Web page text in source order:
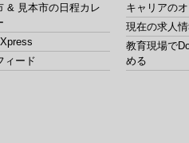
& 見本市の日程カレ
ィード
キャリアの
現在の求人
教育現場で
める